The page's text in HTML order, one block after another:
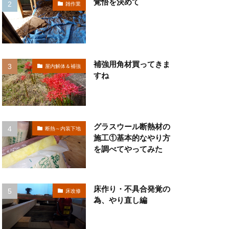
雑作業 覚悟を決めて
屋内解体＆補強
補強用角材買ってきま
すね
断熱～内装下地
グラスウール断熱材の
施工①基本的なやり方
を調べてやってみた
床改修
床作り・不具合発覚の
為、やり直し編